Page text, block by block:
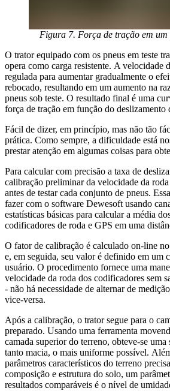
Figura 7. Força de tração em um
O trator equipado com os pneus em teste
opera como carga resistente. A velocidade
regulada para aumentar gradualmente o
rebocado, resultando em um aumento na
pneus sob teste. O resultado final é uma
força de tração em função do deslizamento
Fácil de dizer, em princípio, mas não tão
prática. Como sempre, a dificuldade está
prestar atenção em algumas coisas para
Para calcular com precisão a taxa de
calibração preliminar da velocidade da
antes de testar cada conjunto de pneus.
fazer com o software Dewesoft usando
estatísticas básicas para calcular a média
codificadores de roda e GPS em uma
O fator de calibração é calculado on-line
e, em seguida, seu valor é definido em um
usuário. O procedimento fornece uma
velocidade da roda dos codificadores sem
- não há necessidade de alternar de
vice-versa.
Após a calibração, o trator segue para o
preparado. Usando uma ferramenta
camada superior do terreno, obteve-se
tanto macia, o mais uniforme possível.
parâmetros característicos do terreno
composição e estrutura do solo, um
resultados comparáveis ​​é o nível de